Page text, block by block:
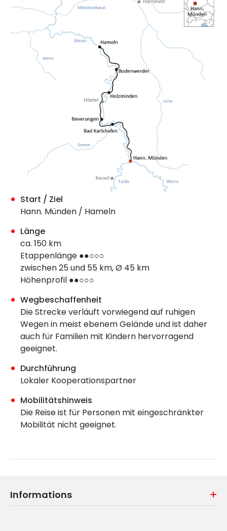
Start / Ziel
Hann. Münden / Hameln
Länge
ca. 150 km
Etappenlänge ●●○○○
zwischen 25 und 55 km, Ø 45 km
Höhenprofil ●●○○○
Wegbeschaffenheit
Die Strecke verläuft vorwiegend auf ruhigen
Wegen in meist ebenem Gelände und ist daher
auch für Familien mit Kindern hervorragend
geeignet.
Durchführung
Lokaler Kooperationspartner
Mobilitätshinweis
Die Reise ist für Personen mit eingeschränkter
Mobilität nicht geeignet.
Informations